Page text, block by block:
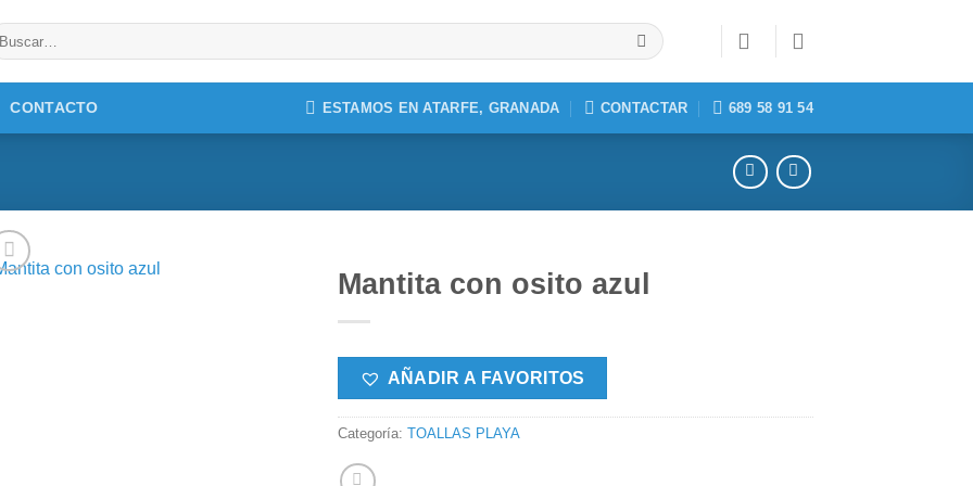
CONTACTO ESTAMOS EN ATARFE, GRANADA CONTACTAR 689 58 91 54
Mantita con osito azul
AÑADIR A FAVORITOS
Categoría:TOALLAS PLAYA